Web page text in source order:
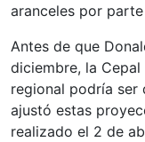
aranceles por
Antes de que
diciembre, la
regional podría ser
ajustó estas
realizado el 2 de